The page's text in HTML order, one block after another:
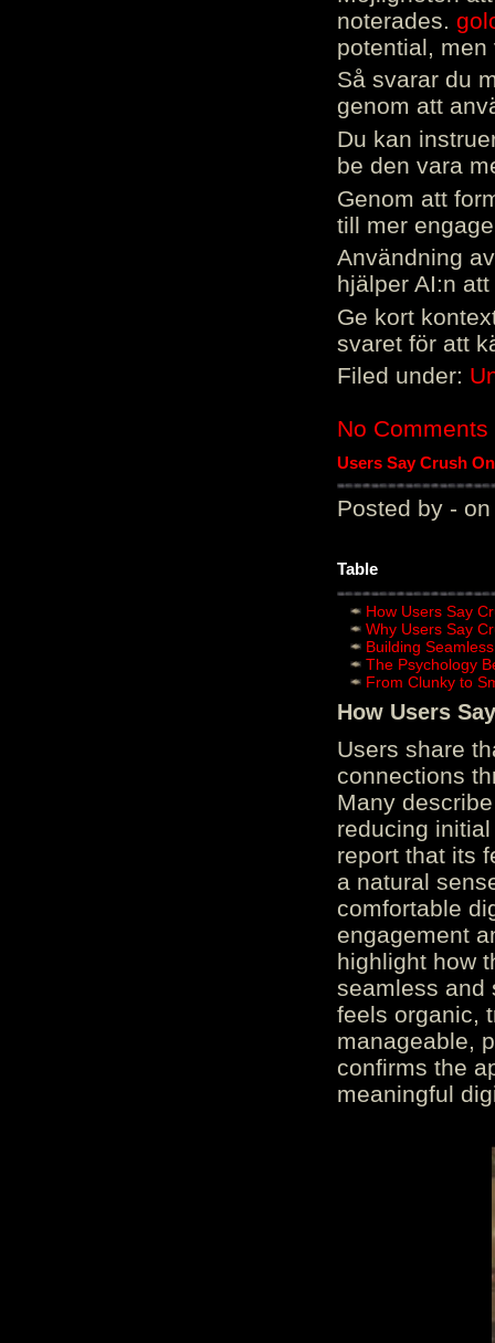
noterades.
potential, men
Så svarar du
genom att
Du kan
be den vara
Genom att
till mer
Användning
hjälper AI:n
Ge kort
svaret för att
Filed under:
No Comments
Users Say Crush
Posted by - on
Table
How Users Say
Why Users Say
Building
The Psychology
From Clunky to
How Users
Users share
connections
Many
reducing
report that its
a natural
comfortable
engagement
highlight how
seamless and
feels organic,
manageable,
confirms the
meaningful